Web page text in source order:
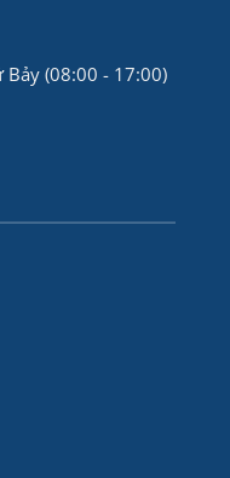
(08:00 - 17:00)